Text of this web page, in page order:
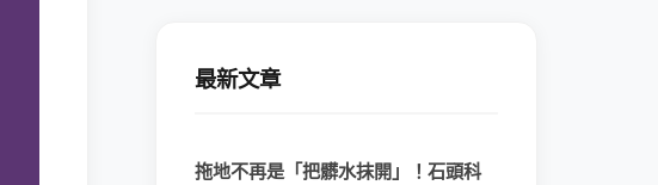
最新文章
拖地不再是「把髒水抹開」！石頭科